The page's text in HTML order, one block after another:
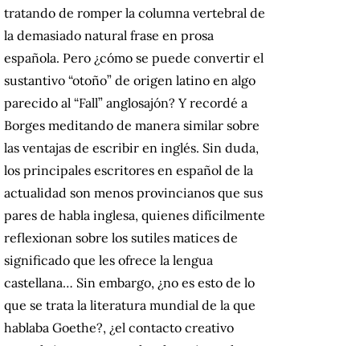
tratando de romper la columna vertebral de
la demasiado natural frase en prosa
española. Pero ¿cómo se puede convertir el
sustantivo “otoño” de origen latino en algo
parecido al “Fall” anglosajón? Y recordé a
Borges meditando de manera similar sobre
las ventajas de escribir en inglés. Sin duda,
los principales escritores en español de la
actualidad son menos provincianos que sus
pares de habla inglesa, quienes difícilmente
reflexionan sobre los sutiles matices de
significado que les ofrece la lengua
castellana… Sin embargo, ¿no es esto de lo
que se trata la literatura mundial de la que
hablaba Goethe?, ¿el contacto creativo